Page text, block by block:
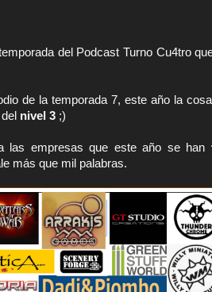
del Podcast Turno Cu4tro
de la temporada 7, este año la
nivel 3 ;)
las empresas que este año se han
más que mil palabras.